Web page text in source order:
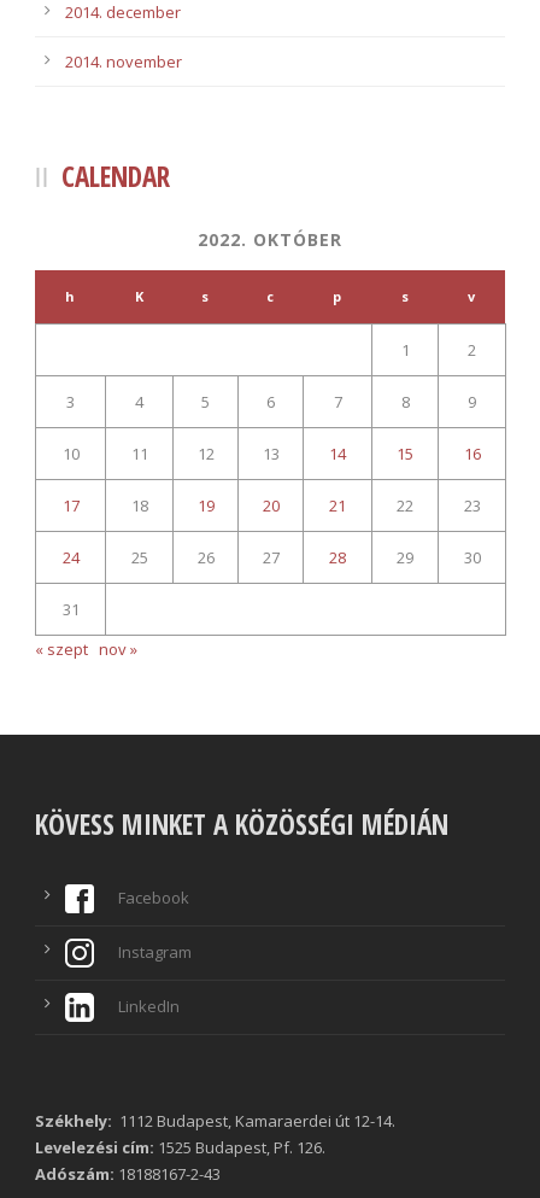
2014. december
2014. november
CALENDAR
2022. OKTÓBER
h K s c p s v
1 2
3 4 5 6 7 8 9
10 11 12 13 14 15 16
17 18 19 20 21 22 23
24 25 26 27 28 29 30
31
« szept nov »
KÖVESS MINKET A KÖZÖSSÉGI MÉDIÁN
Facebook
Instagram
LinkedIn
Székhely: 1112 Budapest, Kamaraerdei út 12-14.
Levelezési cím: 1525 Budapest, Pf. 126.
Adószám: 18188167-2-43